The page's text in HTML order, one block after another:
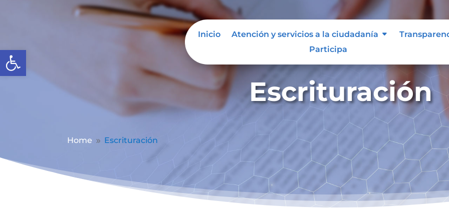
Abrir barra de herramientas
Inicio Atención y servicios a la ciudadanía
Participa
Escrituración
Home 9 Escrituración